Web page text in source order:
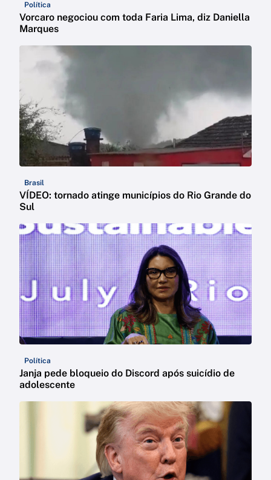
Política
Vorcaro negociou com toda Faria Lima, diz Daniella
Marques
Brasil
VÍDEO: tornado atinge municípios do Rio Grande do
Sul
Política
Janja pede bloqueio do Discord após suicídio de
adolescente